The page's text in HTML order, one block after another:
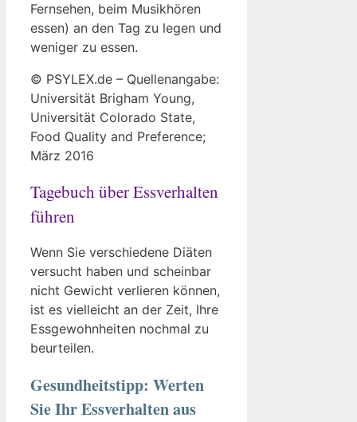
Fernsehen, beim Musikhören
essen) an den Tag zu legen und
weniger zu essen.
© PSYLEX.de – Quellenangabe:
Universität Brigham Young,
Universität Colorado State,
Food Quality and Preference;
März 2016
Tagebuch über Essverhalten
führen
Wenn Sie verschiedene Diäten
versucht haben und scheinbar
nicht Gewicht verlieren können,
ist es vielleicht an der Zeit, Ihre
Essgewohnheiten nochmal zu
beurteilen.
Gesundheitstipp: Werten
Sie Ihr Essverhalten aus